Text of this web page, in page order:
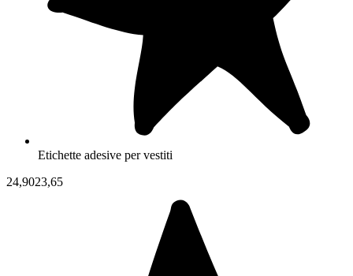
Etichette adesive per vestiti
24,9023,65